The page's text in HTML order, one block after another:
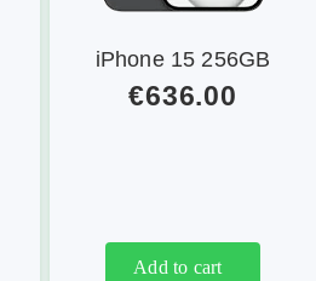
iPhone 15 256GB
€636.00
Add to cart